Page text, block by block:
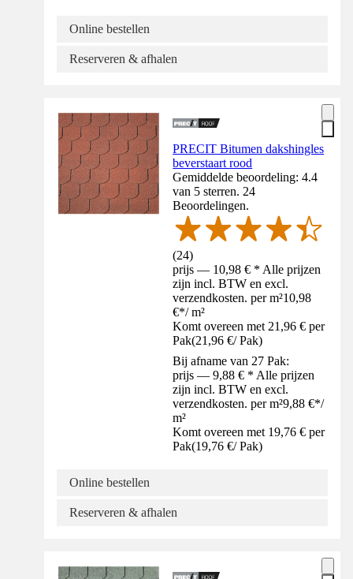
Online bestellen
Reserveren & afhalen
PRECIT Bitumen dakshingles
beverstaart rood
Gemiddelde beoordeling: 4.4
van 5 sterren. 24
Beoordelingen.
(24)
prijs — 10,98 € * Alle prijzen
zijn incl. BTW en excl.
verzendkosten. per m²10,98
€*/ m²
Komt overeen met 21,96 € per
Pak(21,96 €/ Pak)
Bij afname van 27 Pak:
prijs — 9,88 € * Alle prijzen
zijn incl. BTW en excl.
verzendkosten. per m²9,88 €*/
m²
Komt overeen met 19,76 € per
Pak(19,76 €/ Pak)
Online bestellen
Reserveren & afhalen